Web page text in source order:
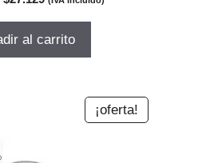
original
actual
al carrito
¡oferta!